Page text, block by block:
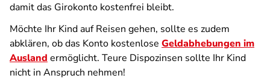
damit das Girokonto kostenfrei bleibt.
Möchte Ihr Kind auf Reisen gehen, sollte es zudem
abklären, ob das Konto kostenlose Geldabhebungen im
Ausland ermöglicht. Teure Dispozinsen sollte Ihr Kind
nicht in Anspruch nehmen!